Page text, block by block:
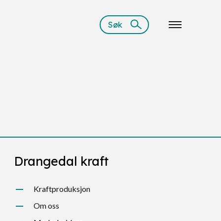
Søk
Drangedal kraft
Kraftproduksjon
Om oss